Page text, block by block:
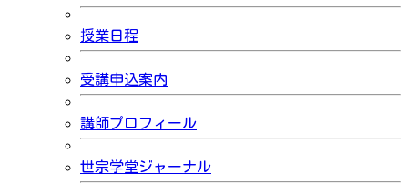
授業日程
受講申込案内
講師プロフィール
世宗学堂ジャーナル